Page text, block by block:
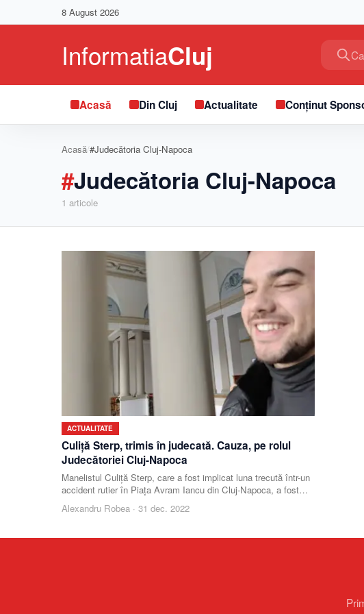
8 August 2026
Acasă Din Cluj Actualitate Conținut
Acasă/#Judecătoria Cluj-Napoca
#Judecătoria Cluj-Napoca
1 articole
ACTUALITATE
Culiță Sterp, trimis în judecată. Cauza, pe rolul
Judecătoriei Cluj-Napoca
Manelistul Culiță Sterp, care a fost implicat luna trecută într-un
accident rutier în Piața Avram Iancu din Cluj-Napoca, a fost
trimis în judecată, prima înfăți
Alexandru Robea· 31 dec. 2022